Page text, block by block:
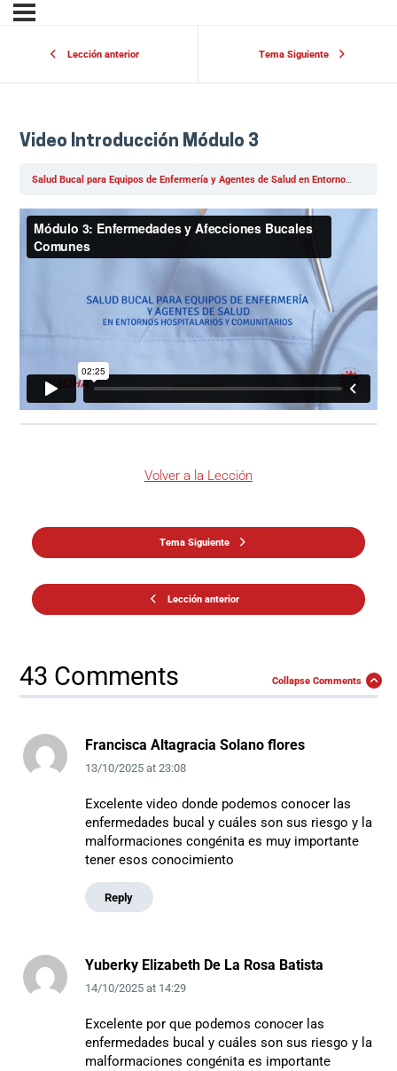
Lección anterior Tema Siguiente
Video Introducción Módulo 3
Salud Bucal para Equipos de Enfermería y Agentes de Salud en Entornos Hospitalarios y Comunitarios
Lección anterior
Volver a la Lección
Tema Siguiente
43 Comments Collapse Comments
Francisca Altagracia Solano flores
13/10/2025at 23:08
Excelente video donde podemos conocer las
enfermedades bucal y cuáles son sus riesgo y la
malformaciones congénita es muy importante
tener esos conocimiento
Reply
Yuberky Elizabeth De La Rosa Batista
14/10/2025at 14:29
Excelente por que podemos conocer las
enfermedades bucal y cuáles son sus riesgo y la
malformaciones congénita es importante